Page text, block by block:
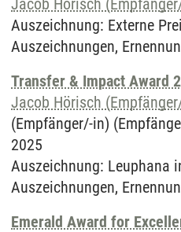
Jacob Hörisch
Auszeichnung: Externe
Auszeichnungen,
Transfer & Impact Award
Jacob Hörisch
(Empfänger/-in)
2025
Auszeichnung: Leuphana
Auszeichnungen,
Emerald Award for